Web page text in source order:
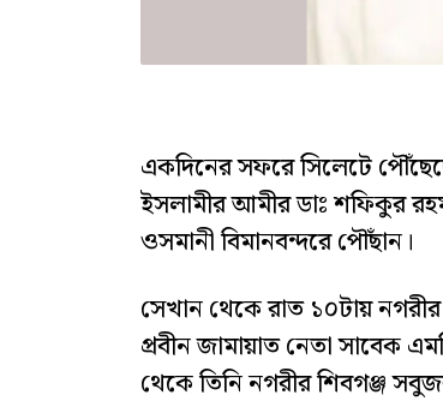
একদিনের সফরে সিলেটে
ইসলামীর আমীর ডাঃ শফিকুর
ওসমানী বিমানবন্দরে পৌছাঁন।
সেখান থেকে রাত ১০টায় নগরীর
প্রবীন জামায়াত নেতা সাবেক
থেকে তিনি নগরীর শিবগঞ্জ